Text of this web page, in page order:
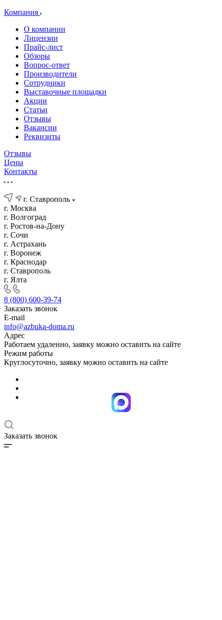
Компания
О компании
Лицензии
Прайс-лист
Обзоры
Вопрос-ответ
Производители
Сотрудники
Выставочные площадки
Акции
Статьи
Отзывы
Вакансии
Реквизиты
Отзывы
Цены
Контакты
г. Ставрополь
г. Москва
г. Волгоград
г. Ростов-на-Дону
г. Сочи
г. Астрахань
г. Воронеж
г. Краснодар
г. Ставрополь
г. Ялта
8 (800) 600-39-74
Заказать звонок
E-mail
info@azbuka-doma.ru
Адрес
Работаем удаленно, заявку можно оставить на сайте
Режим работы
Круглосуточно, заявку можно оставить на сайте
Заказать звонок